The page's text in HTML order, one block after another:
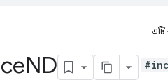
এটি
ND